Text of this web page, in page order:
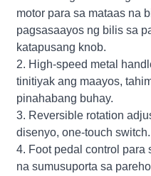
motor para sa mataas na
pagsasaayos ng bilis sa
katapusang knob.
2. High-speed metal
tinitiyak ang maayos,
pinahabang buhay.
3. Reversible rotation
disenyo, one-touch switch.
4. Foot pedal control para
na sumusuporta sa